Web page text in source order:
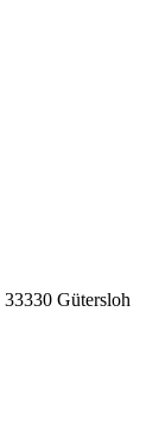
33330 Gütersloh